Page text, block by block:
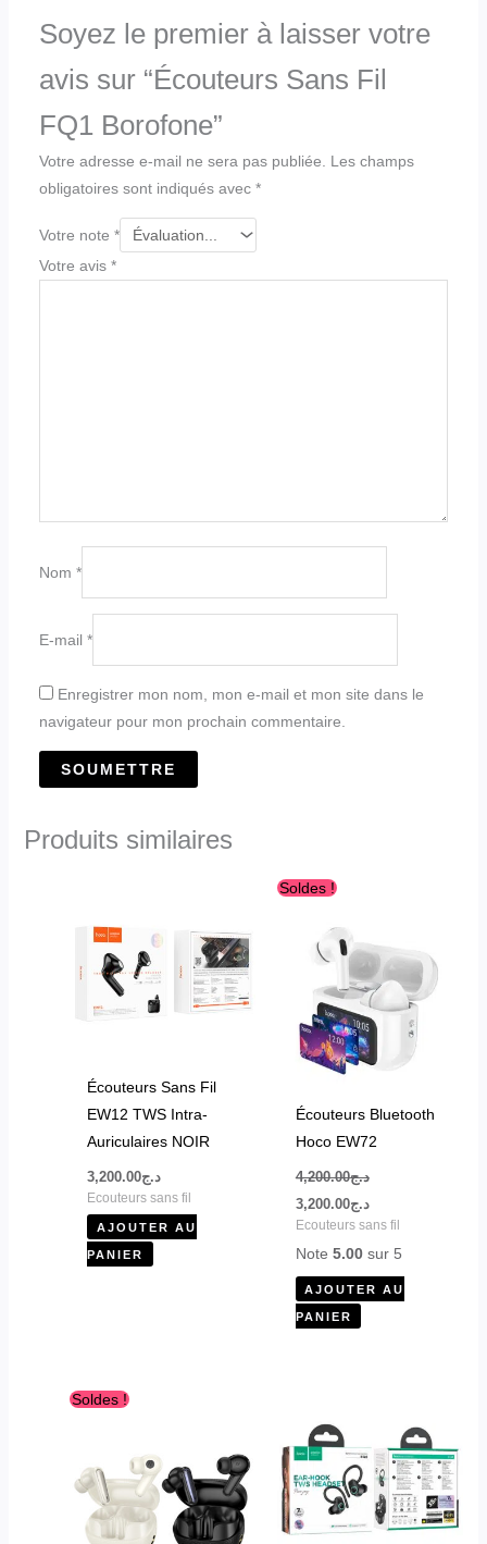
Soyez le premier à laisser votre
avis sur “Écouteurs Sans Fil
FQ1 Borofone”
Votre adresse e-mail ne sera pas publiée. Les champs
obligatoires sont indiqués avec *
Votre note *
Votre avis *
Nom *
E-mail *
Enregistrer mon nom, mon e-mail et mon site dans le
navigateur pour mon prochain commentaire.
Produits similaires
Écouteurs Sans Fil
EW12 TWS Intra-
Auriculaires NOIR
د.ج3,200.00
Ecouteurs sans fil
AJOUTER AU
PANIER
Soldes !
Écouteurs Bluetooth
Hoco EW72
د.ج4,200.00
Le
prix
était :
د.ج4,200.00.
د.ج3,200.00
Ecouteurs sans fil
Note 5.00sur 5
AJOUTER AU
PANIER
Soldes !
Le
prix
د.ج4,800.00.
د.ج3,800.00.
plusieurs
variations.
Les
produit
a
plusieurs
variations.
Les